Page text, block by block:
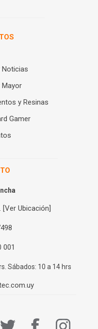
Noticias
y Resinas
Gamer
[Ver Ubicación]
001
Sábados: 10 a 14 hrs